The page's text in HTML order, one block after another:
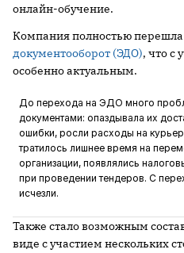
онлайн-обучение.
Компания полностью перешла
документооборот (ЭДО), что с
особенно актуальным.
До перехода на ЭДО много
документами: опаздывала их
ошибки, росли расходы на
тратилось лишнее время на
организации, появлялись
при проведении тендеров. С
исчезли.
Также стало возможным
виде с участием нескольких